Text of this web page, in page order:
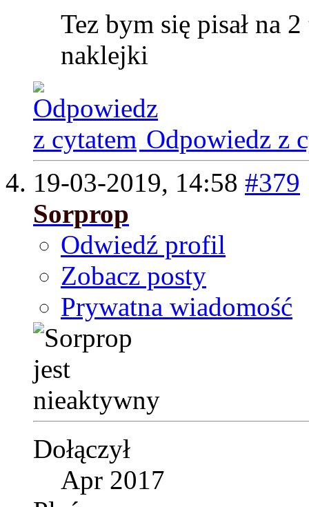
Tez bym się pisał na
naklejki
Odpowiedz z
19-03-2019, 14:58 #379
Sorprop
Odwiedź profil
Zobacz posty
Prywatna wiadomość
Dołączył
Apr 2017